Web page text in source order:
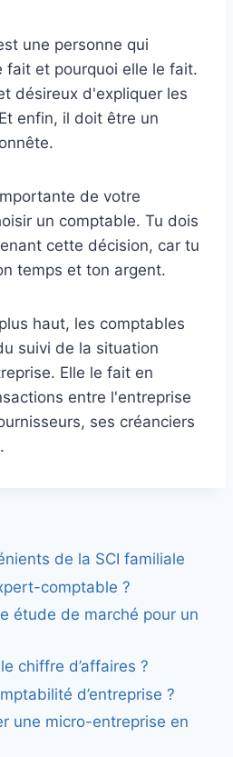
une personne qui
fait et pourquoi elle le fait.
désireux d'expliquer les
enfin, il doit être un
de votre
un comptable. Tu dois
cette décision, car tu
temps et ton argent.
haut, les comptables
suivi de la situation
Elle le fait en
entre l'entreprise
ses créanciers
de la SCI familiale
comptable ?
étude de marché pour un
chiffre d’affaires ?
d’entreprise ?
une micro-entreprise en